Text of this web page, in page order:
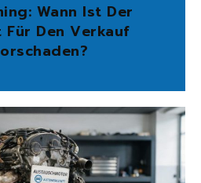
Wann Ist Der
Den Verkauf